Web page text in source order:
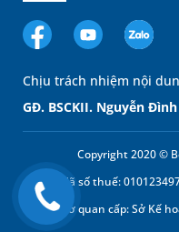
Chịu trách nhiệm nội
GĐ. BSCKII. Nguyễn
Copyright 2020 ©
Mã số thuế:
Cơ quan cấp: Sở Kế